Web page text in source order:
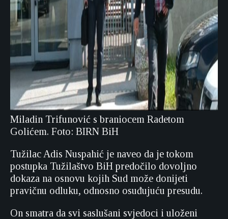
Miladin Trifunović s braniocem Radetom
Golićem. Foto: BIRN BiH
Tužilac Adis Nuspahić je naveo da je tokom
postupka Tužilaštvo BiH predočilo dovoljno
dokaza na osnovu kojih Sud može donijeti
pravičnu odluku, odnosno osuđujuću presudu.
On smatra da svi saslušani svjedoci i uloženi